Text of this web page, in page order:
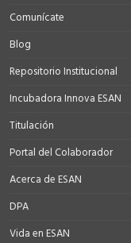
Comunícate
Blog
Repositorio Institucional
Incubadora Innova ESAN
Titulación
Portal del Colaborador
Acerca de ESAN
DPA
Vida en ESAN